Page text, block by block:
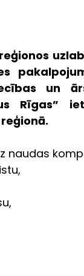
un
Rīgas”
naudas